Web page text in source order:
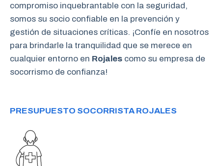
compromiso inquebrantable con la seguridad,
somos su socio confiable en la prevención y
gestión de situaciones críticas. ¡Confíe en nosotros
para brindarle la tranquilidad que se merece en
cualquier entorno en Rojales como su empresa de
socorrismo de confianza!
PRESUPUESTO SOCORRISTA ROJALES